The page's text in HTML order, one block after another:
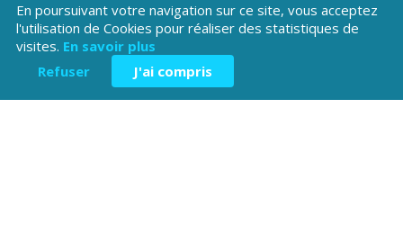
Téléchargez l'application
Patrimoine Hautes-Alpes !
En poursuivant votre navigation sur ce site, vous acceptez
l'utilisation de Cookies pour réaliser des statistiques de
visites. En savoir plus
Refuser
J'ai compris